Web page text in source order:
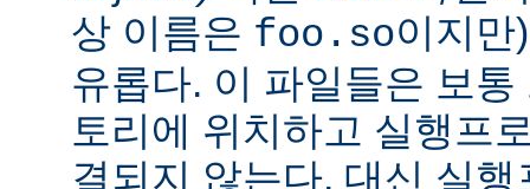
상 이름은 foo.so이지만
유롭다. 이 파일들은 보
토리에 위치하고 실행프
결되지 않는다. 대신 실